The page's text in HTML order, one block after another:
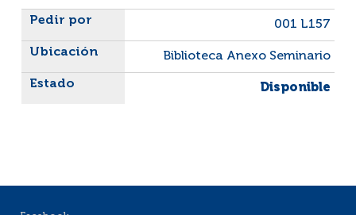
Liste des exemplaires
001 L157
Biblioteca Anexo Seminario
Disponible